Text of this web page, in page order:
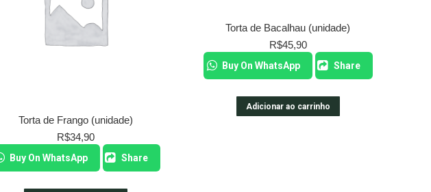
Torta de Bacalhau (unidade)
R$45,90
Buy On WhatsApp Share
Adicionar ao carrinho
Torta de Frango (unidade)
R$34,90
Buy On WhatsApp Share